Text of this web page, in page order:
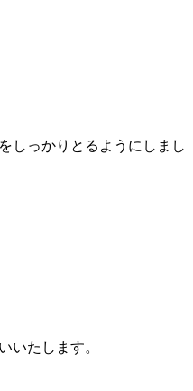
しっかりとるようにしまし
いたします。